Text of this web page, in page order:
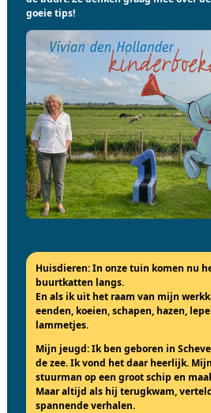
goeie tips!
Huisdieren:In onze tuin komen nu
buurtkatten langs.
En als ik uit het raam van mijn
eenden, koeien, schapen, hazen,
lammetjes.
Mijn jeugd:Ik ben geboren in
de zee. Ik vond het daar heerlijk.
stuurman op een groot schip en
Maar altijd als hij terugkwam,
spannende verhalen.